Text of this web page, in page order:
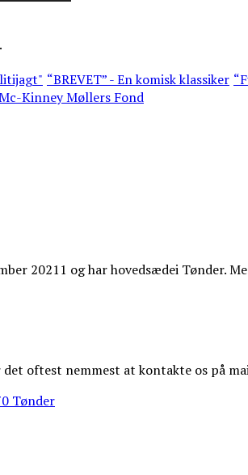
“BREVET” - En komisk klassiker
Kinney Møllers Fond
20211 og har hovedsædei Tønder.
oftest nemmest at kontakte os på
Tønder